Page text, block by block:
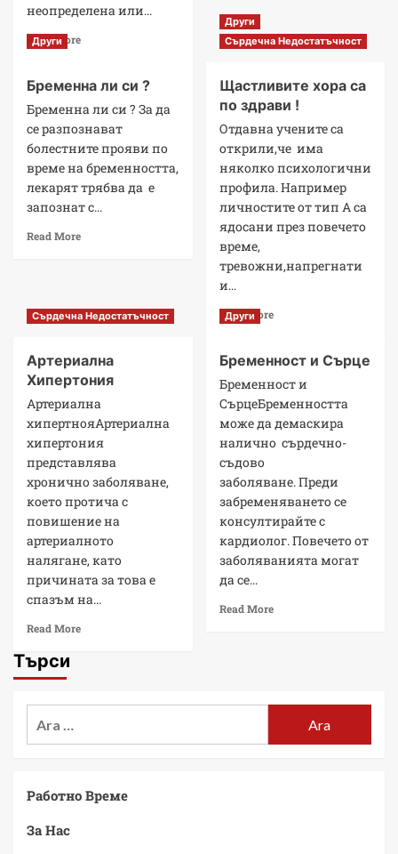
неопределена или...
Read More
Други
Бременна ли си ?
Бременна ли си ? За да
се разпознават
болестните прояви по
време на бременността,
лекарят трябва да е
запознат с...
Read More
Други
Сърдечна Недостатъчност
Щастливите хора са
по здрави !
Отдавна учените са
открили,че има
няколко психологични
профила. Например
личностите от тип А са
ядосани през повечето
време,
тревожни,напрегнати
и...
Read More
Сърдечна Недостатъчност
Артериална
Хипертония
Артериална
хипертнояАртериална
хипертония
представлява
хронично заболяване,
което протича с
повишение на
артериалното
налягане, като
причината за това е
спазъм на...
Read More
Други
Бременност и Сърце
Бременност и
СърцеБременността
може да демаскира
налично сърдечно-
съдово
заболяване. Преди
забременяването се
консултирайте с
кардиолог. Повечето от
заболяванията могат
да се...
Read More
Търси
Работно Време
За Нас